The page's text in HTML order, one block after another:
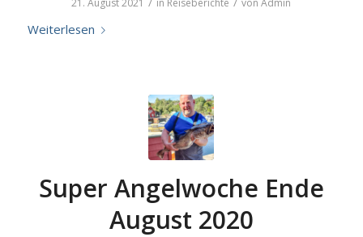
Weiterlesen
Super Angelwoche Ende
August 2020